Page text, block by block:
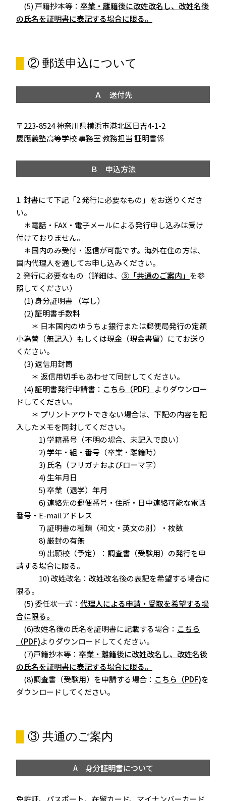
(5) 戸籍抄本等： 卒業・離籍後に改姓改名し、改姓名後
の氏名を証明書に表記する場合に限る。
② 郵送申込について
Ａ 送付先
〒223-8524 神奈川県横浜市港北区日吉4-1-2
慶應義塾高等学校 事務室 教務担当 証明書係
Ｂ 申込方法
1. 封書にて下記「2.発行に必要なもの」をお送りくださ
い。
＊電話・FAX・電子メールによる発行申し込みは受け
付けておりません。
＊国内のみ受付・返信が可能です。海外在住の方は、
国内代理人を通してお申し込みください。
2. 発行に必要なもの（詳細は、 ③「共通のご案内」 を参
照してください）
(1) 身分証明書 （写し）
(2) 証明書手数料
＊ 日本国内のゆうちょ銀行または郵便局発行の定額
小為替（無記入）もしくは現金（現金書留）にてお送り
ください。
(3) 返信用封筒
＊ 返信用切手もあわせて同封してください。
(4) 証明書発行申請書： こちら（PDF） よりダウンロー
ドしてください。
＊ プリントアウトできない場合は、下記の内容を記
入したメモを同封してください。
1) 学籍番号（不明の場合、未記入で良い）
2) 学年・組・番号（卒業・離籍時）
3) 氏名（フリガナおよびローマ字）
4) 生年月日
5) 卒業（退学）年月
6) 連絡先の郵便番号・住所・日中連絡可能な電話
番号・E-mailアドレス
7) 証明書の種類（和文・英文の別）・枚数
8) 厳封の有無
9) 出願校（予定）：調査書（受験用）の発行を申
請する場合に限る。
10) 改姓改名：改姓改名後の表記を希望する場合に
限る。
(5) 委任状一式： 代理人による申請・受取を希望する場
合に限る。
(6)改姓名後の氏名を証明書に記載する場合： こちら
（PDF)よりダウンロードしてください。
(7)戸籍抄本等： 卒業・離籍後に改姓改名し、改姓名後
の氏名を証明書に表記する場合に限る。
(8)調査書（受験用）を申請する場合： こちら（PDF)を
ダウンロードしてください。
③ 共通のご案内
A 身分証明書について
免許証、パスポート、在留カード、マイナンバーカード